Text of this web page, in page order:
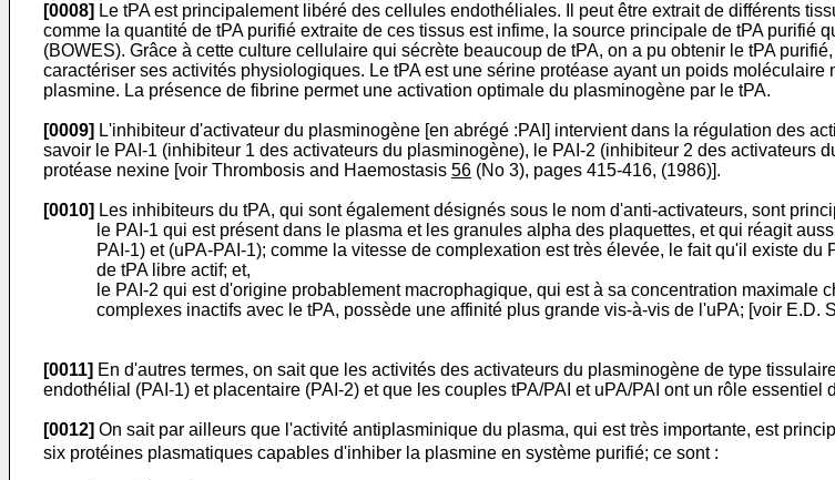
[0008] Le tPA est principalement libéré des cellules endothéliales. Il peut être extrait de différents
comme la quantité de tPA purifié extraite de ces tissus est infime, la source principale de tPA
(BOWES). Grâce à cette culture cellulaire qui sécrète beaucoup de tPA, on a pu obtenir le tPA
caractériser ses activités physiologiques. Le tPA est une sérine protéase ayant un poids
plasmine. La présence de fibrine permet une activation optimale du plasminogène par le tPA.
[0009] L'inhibiteur d'activateur du plasminogène [en abrégé :PAI] intervient dans la régulation des
savoir le PAI-1 (inhibiteur 1 des activateurs du plasminogène), le PAI-2 (inhibiteur 2 des activateurs
protéase nexine [voir Thrombosis and Haemostasis 56 (No 3), pages 415-416, (1986)].
[0010] Les inhibiteurs du tPA, qui sont également désignés sous le nom d'anti-activateurs, sont
le PAI-1 qui est présent dans le plasma et les granules alpha des plaquettes, et qui réagit
PAI-1) et (uPA-PAI-1); comme la vitesse de complexation est très élevée, le fait qu'il existe
de tPA libre actif; et,
le PAI-2 qui est d'origine probablement macrophagique, qui est à sa concentration
complexes inactifs avec le tPA, possède une affinité plus grande vis-à-vis de l'uPA; [voir E.D.
[0011] En d'autres termes, on sait que les activités des activateurs du plasminogène de type
endothélial (PAI-1) et placentaire (PAI-2) et que les couples tPA/PAI et uPA/PAI ont un rôle essentiel
[0012] On sait par ailleurs que l'activité antiplasminique du plasma, qui est très importante, est
six protéines plasmatiques capables d'inhiber la plasmine en système purifié; ce sont :